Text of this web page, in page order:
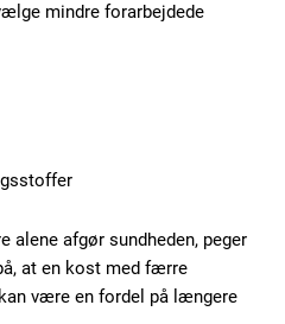
mindre forarbejdede
alene afgør sundheden, peger
at en kost med færre
være en fordel på længere